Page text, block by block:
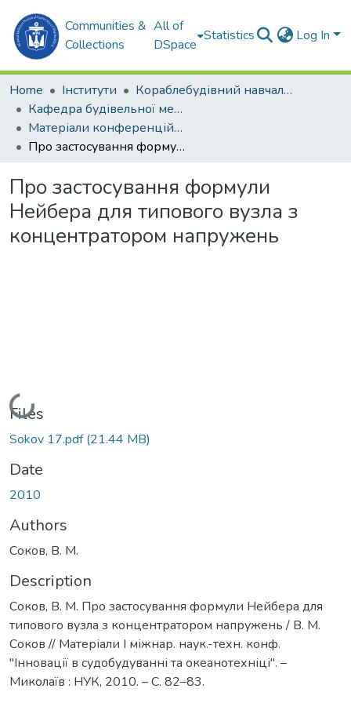
Communities &
Collections
All of
DSpace
Statistics Log In
Home Інститути
Кораблебудівний навчально-науковий інститут (КННІ)
Кафедра будівельної механіки та конструкції корпусу корабля (БМтаККК)
Матеріали конференцій (БМтаККК)
Про застосування формули Нейбера для типового вузла з концентратором напружень
Про застосування формули
Нейбера для типового вузла з
концентратором напружень
Loading...
Files
Sokov 17.pdf(21.44 MB)
Date
2010
Authors
Соков, В. М.
Description
Соков, В. М. Про застосування формули Нейбера для
типового вузла з концентратором напружень / В. М.
Соков // Матеріали I міжнар. наук.-техн. конф.
"Інновації в судобудуванні та океанотехніці". –
Миколаїв : НУК, 2010. – С. 82–83.